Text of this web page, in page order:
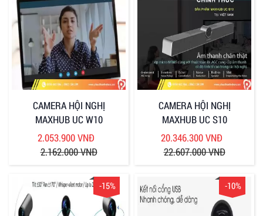
CAMERA HỘI NGHỊ
MAXHUB UC W10
2.053.900 VNĐ
2.162.000 VNĐ
CAMERA HỘI NGHỊ
MAXHUB UC S10
20.346.300 VNĐ
22.607.000 VNĐ
-15% -10%